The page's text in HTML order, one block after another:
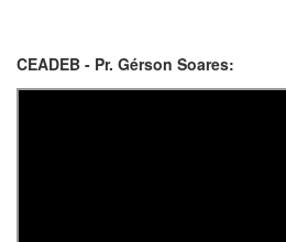
CEADEB - Pr. Gérson Soares: